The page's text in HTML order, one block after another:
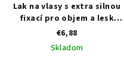
Lak na vlasy s extra silnou
fixací pro objem a lesk
Black Extra Strong
Hairspray 500 ml
€6,88
Skladom